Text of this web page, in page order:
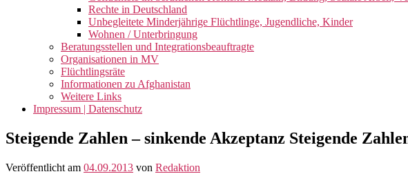
Rechte in Deutschland
Unbegleitete Minderjährige Flüchtlinge, Jugendliche, Kinder
Wohnen / Unterbringung
Beratungsstellen und Integrationsbeauftragte
Organisationen in MV
Flüchtlingsräte
Informationen zu Afghanistan
Weitere Links
Impressum | Datenschutz
Steigende Zahlen – sinkende Akzeptanz Steigende
Veröffentlicht am 04.09.2013 von Redaktion